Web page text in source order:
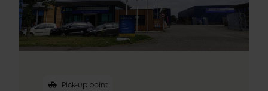
Pick-up point